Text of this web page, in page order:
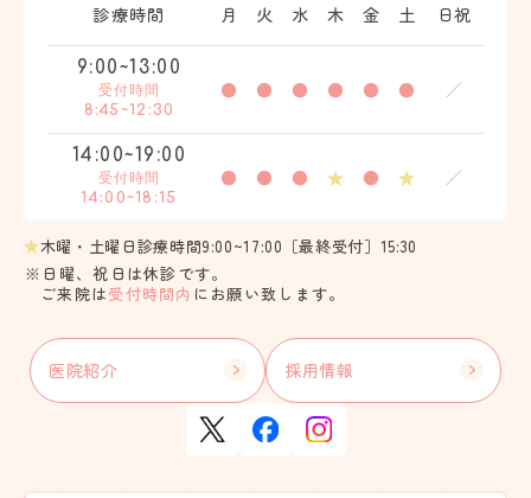
診療時間 月 火 水 木 金 土 日祝
9:00~13:00
受付時間
8:45~12:30
● ● ● ● ● ● ／
14:00~19:00
受付時間
14:00~18:15
● ● ● ★ ● ★ ／
★木曜・土曜日診療時間9:00~17:00［最終受付］15:30
※日曜、祝日は休診です。
ご来院は受付時間内 にお願い致します。
医院紹介 採用情報